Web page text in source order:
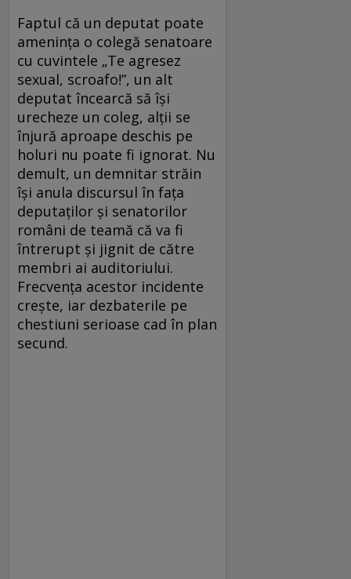
Faptul că un deputat poate
amenința o colegă senatoare
cu cuvintele „Te agresez
sexual, scroafo!”, un alt
deputat încearcă să își
urecheze un coleg, alții se
înjură aproape deschis pe
holuri nu poate fi ignorat. Nu
demult, un demnitar străin
își anula discursul în fața
deputaților și senatorilor
români de teamă că va fi
întrerupt și jignit de către
membri ai auditoriului.
Frecvența acestor incidente
crește, iar dezbaterile pe
chestiuni serioase cad în plan
secund.